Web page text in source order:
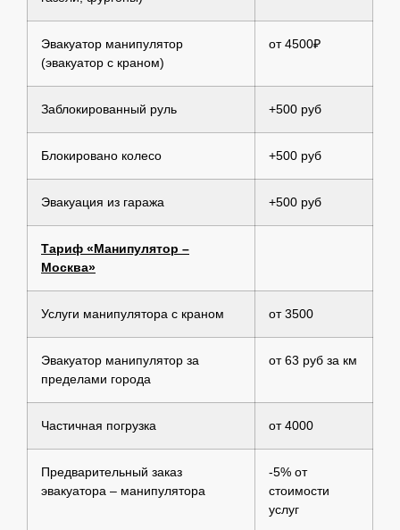
Эвакуатор манипулятор
(эвакуатор с краном)
от 4500₽
Заблокированный руль +500 руб
Блокировано колесо +500 руб
Эвакуация из гаража +500 руб
Тариф «Манипулятор –
Москва»
Услуги манипулятора с краном от 3500
Эвакуатор манипулятор за
пределами города
от 63 руб за км
Частичная погрузка от 4000
Предварительный заказ
эвакуатора – манипулятора
-5% от
стоимости
услуг